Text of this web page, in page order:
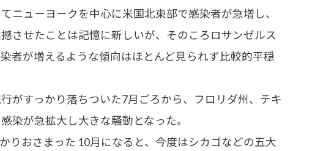
ニューヨークを中心に米国北東部で感染者が急増し、
させたことは記憶に新しいが、そのころロサンゼルス
者が増えるような傾向はほとんど見られず比較的平穏
がすっかり落ちついた7月ごろから、フロリダ州、テキ
染が急拡大し大きな騒動となった。
りおさまった 10月になると、今度はシカゴなどの五大